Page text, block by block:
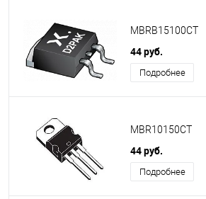
MBRB15100CT
44 руб.
Подробнее
MBR10150CT
44 руб.
Подробнее